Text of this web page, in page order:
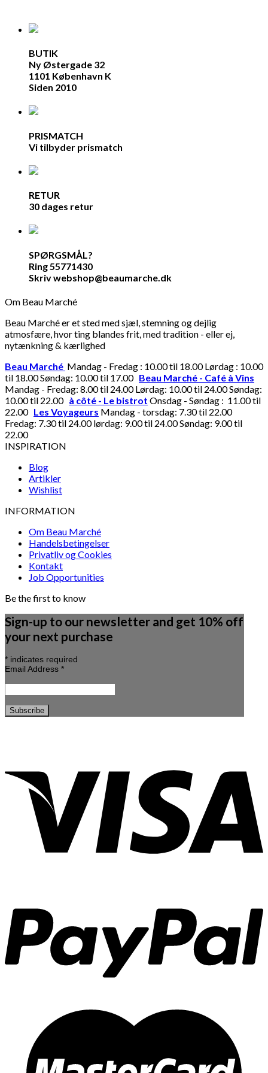
BUTIK
Ny Østergade 32
1101 København K
Siden 2010
PRISMATCH
Vi tilbyder prismatch
RETUR
30 dages retur
SPØRGSMÅL?
Ring 55771430
Skriv webshop@beaumarche.dk
Om Beau Marché
Beau Marché er et sted med sjæl, stemning og dejlig
atmosfære, hvor ting blandes frit, med tradition - eller ej,
nytænkning & kærlighed
Beau Marché Mandag - Fredag : 10.00 til 18.00 Lørdag : 10.00
til 18.00 Søndag: 10.00 til 17.00 Beau Marché - Café à Vins
Mandag - Fredag: 8.00 til 24.00 Lørdag: 10.00 til 24.00 Søndag:
10.00 til 22.00 à côté - Le bistrot Onsdag - Søndag : 11.00 til
22.00 Les Voyageurs Mandag - torsdag: 7.30 til 22.00
Fredag: 7.30 til 24.00 lørdag: 9.00 til 24.00 Søndag: 9.00 til
22.00
INSPIRATION
Blog
Artikler
Wishlist
INFORMATION
Om Beau Marché
Handelsbetingelser
Privatliv og Cookies
Kontakt
Job Opportunities
Be the first to know
Sign-up to our newsletter and get 10% off
your next purchase
* indicates required
Email Address *